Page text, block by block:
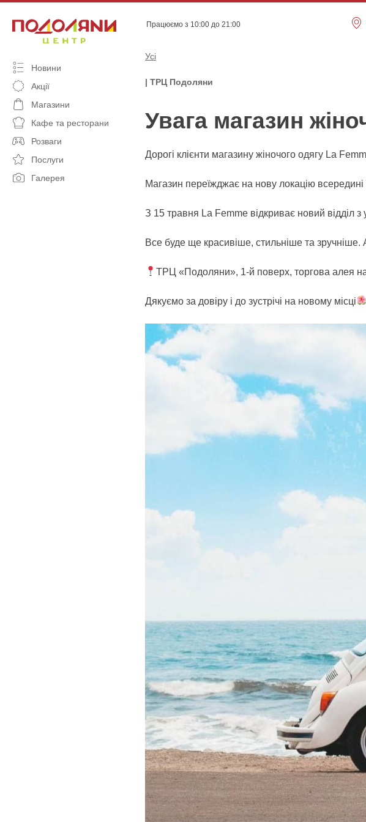
content
Працюємо з 10:00 до 21:00
Новини
Акції
Магазини
Кафе та ресторани
Розваги
Послуги
Галерея
Усі
| ТРЦ Подоляни
Увага магазин
Дорогі клієнти магазину жіночого одягу La
Магазин переїжджає на нову локацію
З 15 травня La Femme відкриває новий відділ з
Все буде ще красивіше, стильніше та
ТРЦ «Подоляни», 1-й поверх, торгова алея
Дякуємо за довіру і до зустрічі на новому місці